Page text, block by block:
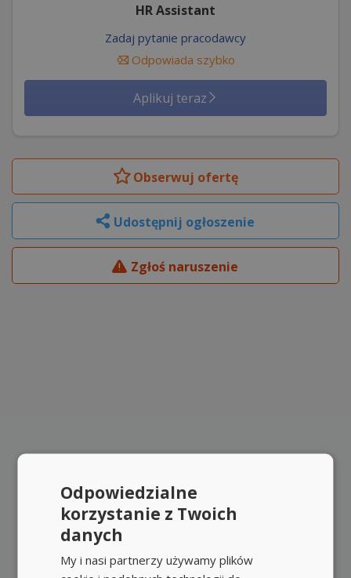
HR Assistant
Zadaj pytanie pracodawcy
Odpowiada szybko
Aplikuj teraz
Obserwuj ofertę
Udostępnij ogłoszenie
Zgłoś naruszenie
Odpowiedzialne
korzystanie z Twoich
danych
My i nasi partnerzy używamy plików